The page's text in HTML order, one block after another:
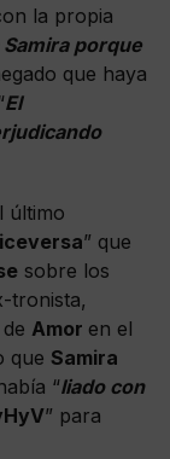
la propia
porque
que haya
El
último
” que
sobre los
tronista,
Amor en el
que Samira
“liado con
” para